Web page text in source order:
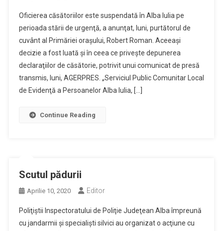
Oficierea căsătoriilor este suspendată în Alba Iulia pe
perioada stării de urgenţă, a anunţat, luni, purtătorul de
cuvânt al Primăriei oraşului, Robert Roman. Aceeaşi
decizie a fost luată şi în ceea ce priveşte depunerea
declaraţiilor de căsătorie, potrivit unui comunicat de presă
transmis, luni, AGERPRES. „Serviciul Public Comunitar Local
de Evidenţă a Persoanelor Alba Iulia, […]
Continue Reading
Scutul pădurii
Aprilie 10, 2020 Editor
Poliţiştii Inspectoratului de Poliţie Judeţean Alba împreună
cu jandarmii şi specialişti silvici au organizat o acţiune cu